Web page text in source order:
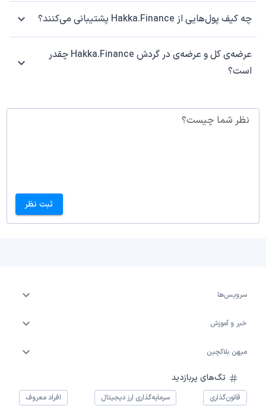
چه کیف پول‌هایی از Hakka.Finance پشتیبانی می‌کنند؟
عرضه‌ی کل و عرضه‌ی در گردش Hakka.Finance چقدر
است؟
نظر شما چیست؟
ثبت نظر
سرویس‌ها
خبر و آموزش
میهن بلاکچین
تگ‌های پربازدید
قانون‌گذاری سرمایه‌گذاری ارز دیجیتال
افراد معروف